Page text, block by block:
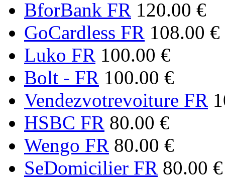
BforBank FR 120.00 €
GoCardless FR 108.00 €
Luko FR 100.00 €
Bolt - FR 100.00 €
Vendezvotrevoiture FR
HSBC FR 80.00 €
Wengo FR 80.00 €
SeDomicilier FR 80.00 €